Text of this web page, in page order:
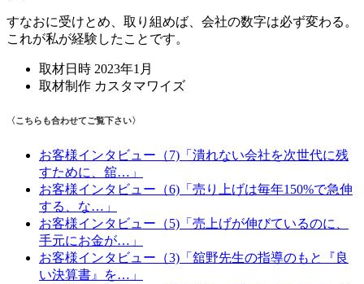
すなおに受けとめ、取り組めば、会社の数字は必ず変わる。
これが私が経験したことです。
取材日時 2023年1月
取材制作 カスタマワイズ
〈こちらも合わせてご覧下さい〉
お客様インタビュー（7)「潰れない会社を次世代に残
すために、舘…」
お客様インタビュー（6)「売り上げは毎年150%で急伸
する、な…」
お客様インタビュー（5)「売上げが伸びているのに、
手元にお金が…」
お客様インタビュー（3)「舘野先生の指導のもと『良
い決算書』を…」